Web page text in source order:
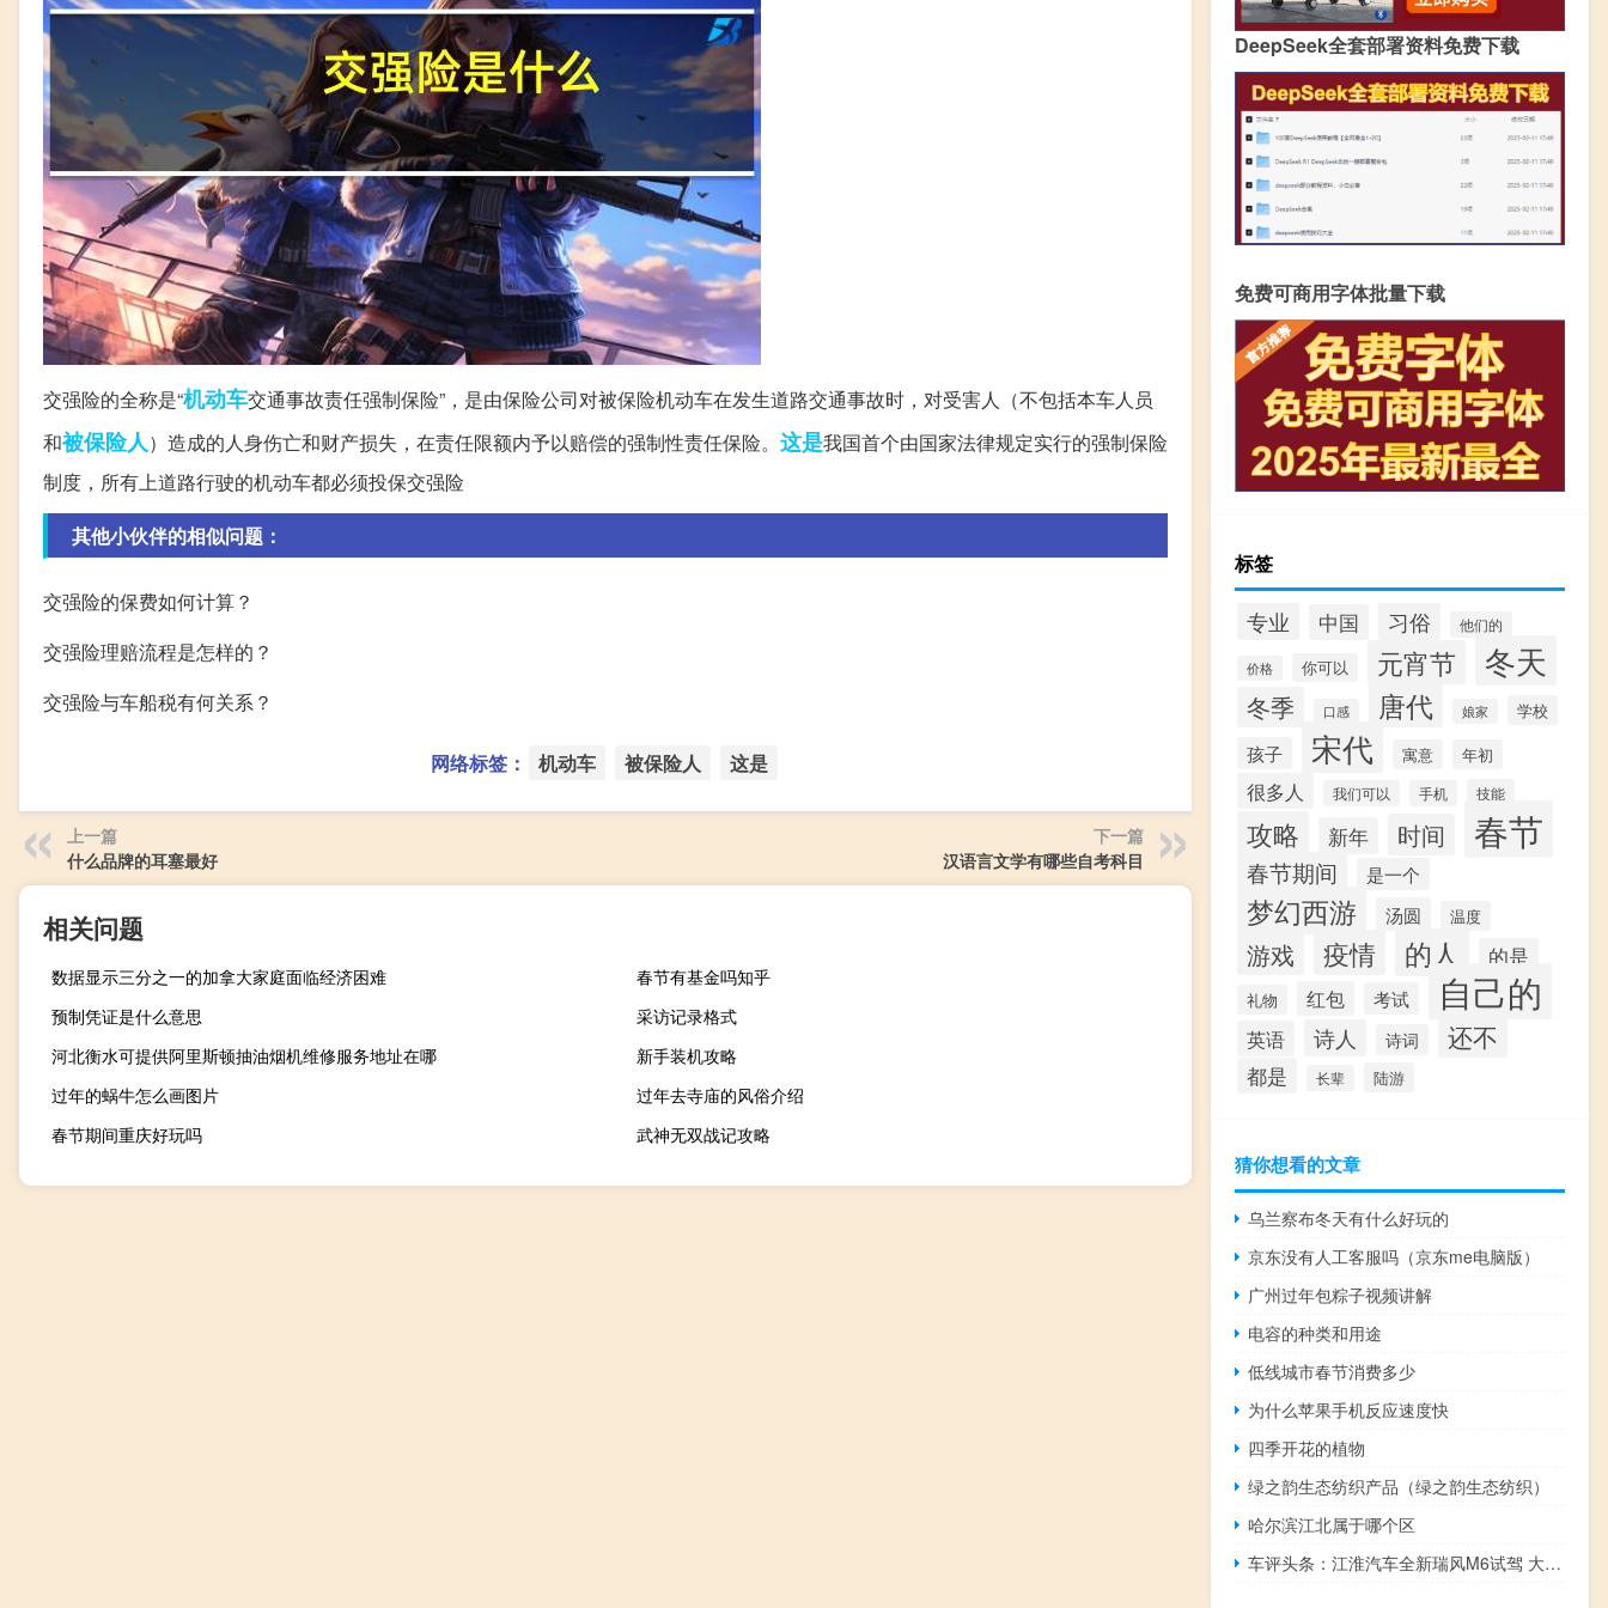
交强险的全称是“机动车交通事故责任强制保险”，是由保险公司对被保险机动车在发生道路交通事故时，对受害人（不包括本车人员
和被保险人）造成的人身伤亡和财产损失，在责任限额内予以赔偿的强制性责任保险。 这是我国首个由国家法律规定实行的强制保险
制度，所有上道路行驶的机动车都必须投保交强险
其他小伙伴的相似问题：
交强险的保费如何计算？
交强险理赔流程是怎样的？
交强险与车船税有何关系？
网络标签： 机动车 被保险人 这是
上一篇
什么品牌的耳塞最好
下一篇
汉语言文学有哪些自考科目
相关问题
数据显示三分之一的加拿大家庭面临经济困难
春节有基金吗知乎
预制凭证是什么意思
采访记录格式
河北衡水可提供阿里斯顿抽油烟机维修服务地址在哪
新手装机攻略
过年的蜗牛怎么画图片
过年去寺庙的风俗介绍
春节期间重庆好玩吗
武神无双战记攻略
DeepSeek全套部署资料免费下载
免费可商用字体批量下载
标签
专业 中国 习俗 他们的
价格 你可以 元宵节 冬天
冬季 口感 唐代 娘家 学校
孩子 宋代 寓意 年初
很多人 我们可以 手机 技能
攻略 新年 时间 春节
春节期间 是一个
梦幻西游 汤圆 温度
游戏 疫情 的人 的是
礼物 红包 考试 自己的
英语 诗人 诗词 还不
都是 长辈 陆游
猜你想看的文章
乌兰察布冬天有什么好玩的
京东没有人工客服吗（京东me电脑版）
广州过年包粽子视频讲解
电容的种类和用途
低线城市春节消费多少
为什么苹果手机反应速度快
四季开花的植物
绿之韵生态纺织产品（绿之韵生态纺织）
哈尔滨江北属于哪个区
车评头条：江淮汽车全新瑞风M6试驾 大空间够商务